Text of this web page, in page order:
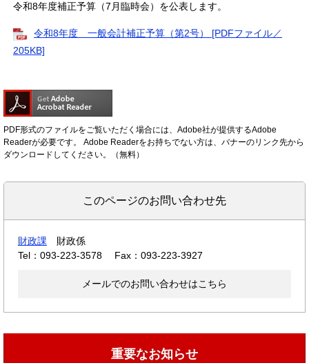
令和8年度補正予算（7月臨時会）を公表します。
令和8年度 一般会計補正予算（第2号） [PDFファイル／
205KB]
PDF形式のファイルをご覧いただく場合には、Adobe社が提供するAdobe
Readerが必要です。
Adobe Readerをお持ちでない方は、バナーのリンク先から
ダウンロードしてください。（無料）
このページのお問い合わせ先
財政課
財政係
Tel：093-223-3578
Fax：093-223-3927
メールでのお問い合わせはこちら
重要なお知らせ